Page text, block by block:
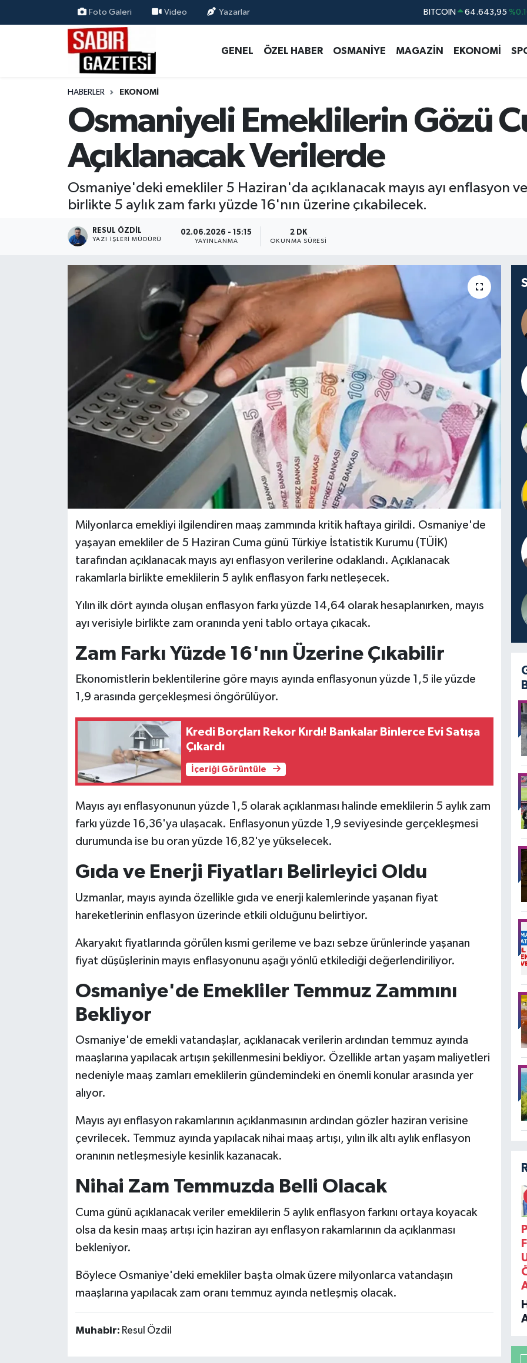
Foto Galeri Video Yazarlar
GENEL ÖZEL HABER OSMANİYE MAGAZİN EKONOMİ
HABERLER EKONOMI
Osmaniyeli Emeklilerin Gözü
Açıklanacak Verilerde
Osmaniye'deki emekliler 5 Haziran'da açıklanacak mayıs ayı enflasyon
birlikte 5 aylık zam farkı yüzde 16'nın üzerine çıkabilecek.
RESUL ÖZDIL
YAZI İŞLERI MÜDÜRÜ
02.06.2026 - 15:15
YAYINLANMA
2 DK
OKUNMA SÜRESI
Milyonlarca emekliyi ilgilendiren maaş zammında kritik haftaya girildi. Osmaniye'de
yaşayan emekliler de 5 Haziran Cuma günü Türkiye İstatistik Kurumu (TÜİK)
tarafından açıklanacak mayıs ayı enflasyon verilerine odaklandı. Açıklanacak
rakamlarla birlikte emeklilerin 5 aylık enflasyon farkı netleşecek.
Yılın ilk dört ayında oluşan enflasyon farkı yüzde 14,64 olarak hesaplanırken, mayıs
ayı verisiyle birlikte zam oranında yeni tablo ortaya çıkacak.
Zam Farkı Yüzde 16'nın Üzerine Çıkabilir
Ekonomistlerin beklentilerine göre mayıs ayında enflasyonun yüzde 1,5 ile yüzde
1,9 arasında gerçekleşmesi öngörülüyor.
Kredi Borçları Rekor Kırdı! Bankalar Binlerce Evi Satışa
Çıkardı
İçeriği Görüntüle
Mayıs ayı enflasyonunun yüzde 1,5 olarak açıklanması halinde emeklilerin 5 aylık zam
farkı yüzde 16,36'ya ulaşacak. Enflasyonun yüzde 1,9 seviyesinde gerçekleşmesi
durumunda ise bu oran yüzde 16,82'ye yükselecek.
Gıda ve Enerji Fiyatları Belirleyici Oldu
Uzmanlar, mayıs ayında özellikle gıda ve enerji kalemlerinde yaşanan fiyat
hareketlerinin enflasyon üzerinde etkili olduğunu belirtiyor.
Akaryakıt fiyatlarında görülen kısmi gerileme ve bazı sebze ürünlerinde yaşanan
fiyat düşüşlerinin mayıs enflasyonunu aşağı yönlü etkilediği değerlendiriliyor.
Osmaniye'de Emekliler Temmuz Zammını
Bekliyor
Osmaniye'de emekli vatandaşlar, açıklanacak verilerin ardından temmuz ayında
maaşlarına yapılacak artışın şekillenmesini bekliyor. Özellikle artan yaşam maliyetleri
nedeniyle maaş zamları emeklilerin gündemindeki en önemli konular arasında yer
alıyor.
Mayıs ayı enflasyon rakamlarının açıklanmasının ardından gözler haziran verisine
çevrilecek. Temmuz ayında yapılacak nihai maaş artışı, yılın ilk altı aylık enflasyon
oranının netleşmesiyle kesinlik kazanacak.
Nihai Zam Temmuzda Belli Olacak
Cuma günü açıklanacak veriler emeklilerin 5 aylık enflasyon farkını ortaya koyacak
olsa da kesin maaş artışı için haziran ayı enflasyon rakamlarının da açıklanması
bekleniyor.
Böylece Osmaniye'deki emekliler başta olmak üzere milyonlarca vatandaşın
maaşlarına yapılacak zam oranı temmuz ayında netleşmiş olacak.
Muhabir: Resul Özdil
ÖZEL HABER
MAGAZİN
EKONOMİ
RESMİ İLANLAR
Osmaniye Nöbetçi Eczaneler
Osmaniye Hava Durumu
Osmaniye Trafik Yoğunluk Haritası
Süper Lig Puan Durumu ve Fikstür
Tüm Manşetler
Son Dakika Haberleri
Haber Arşivi